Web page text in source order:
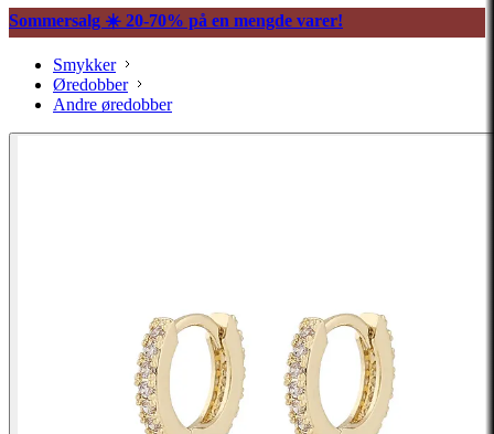
Sommersalg ☀️ 20-70% på en mengde varer!
Smykker
Øredobber
Andre øredobber